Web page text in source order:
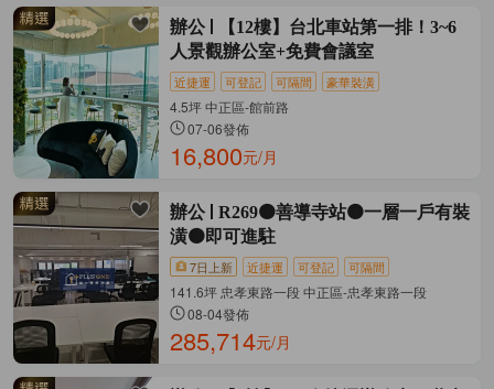
辦公
【12樓】台北車站第一排！3~6
人景觀辦公室+免費會議室
近捷運 可登記 可隔間 豪華裝潢
4.5坪 中正區-館前路
07-06發佈
16,800元/月
辦公
R269🟠善導寺站🟠一層一戶有裝
潢🟠即可進駐
7日上新 近捷運 可登記 可隔間
141.6坪 忠孝東路一段 中正區-忠孝東路一段
08-04發佈
285,714元/月